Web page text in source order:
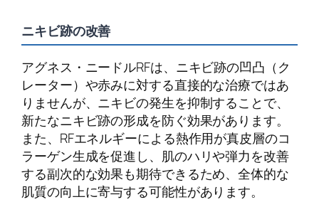
ニキビ跡の改善
アグネス・ニードルRFは、ニキビ跡の凹凸（ク
レーター）や赤みに対する直接的な治療ではあ
りませんが、ニキビの発生を抑制することで、
新たなニキビ跡の形成を防ぐ効果があります。
また、RFエネルギーによる熱作用が真皮層のコ
ラーゲン生成を促進し、肌のハリや弾力を改善
する副次的な効果も期待できるため、全体的な
肌質の向上に寄与する可能性があります。